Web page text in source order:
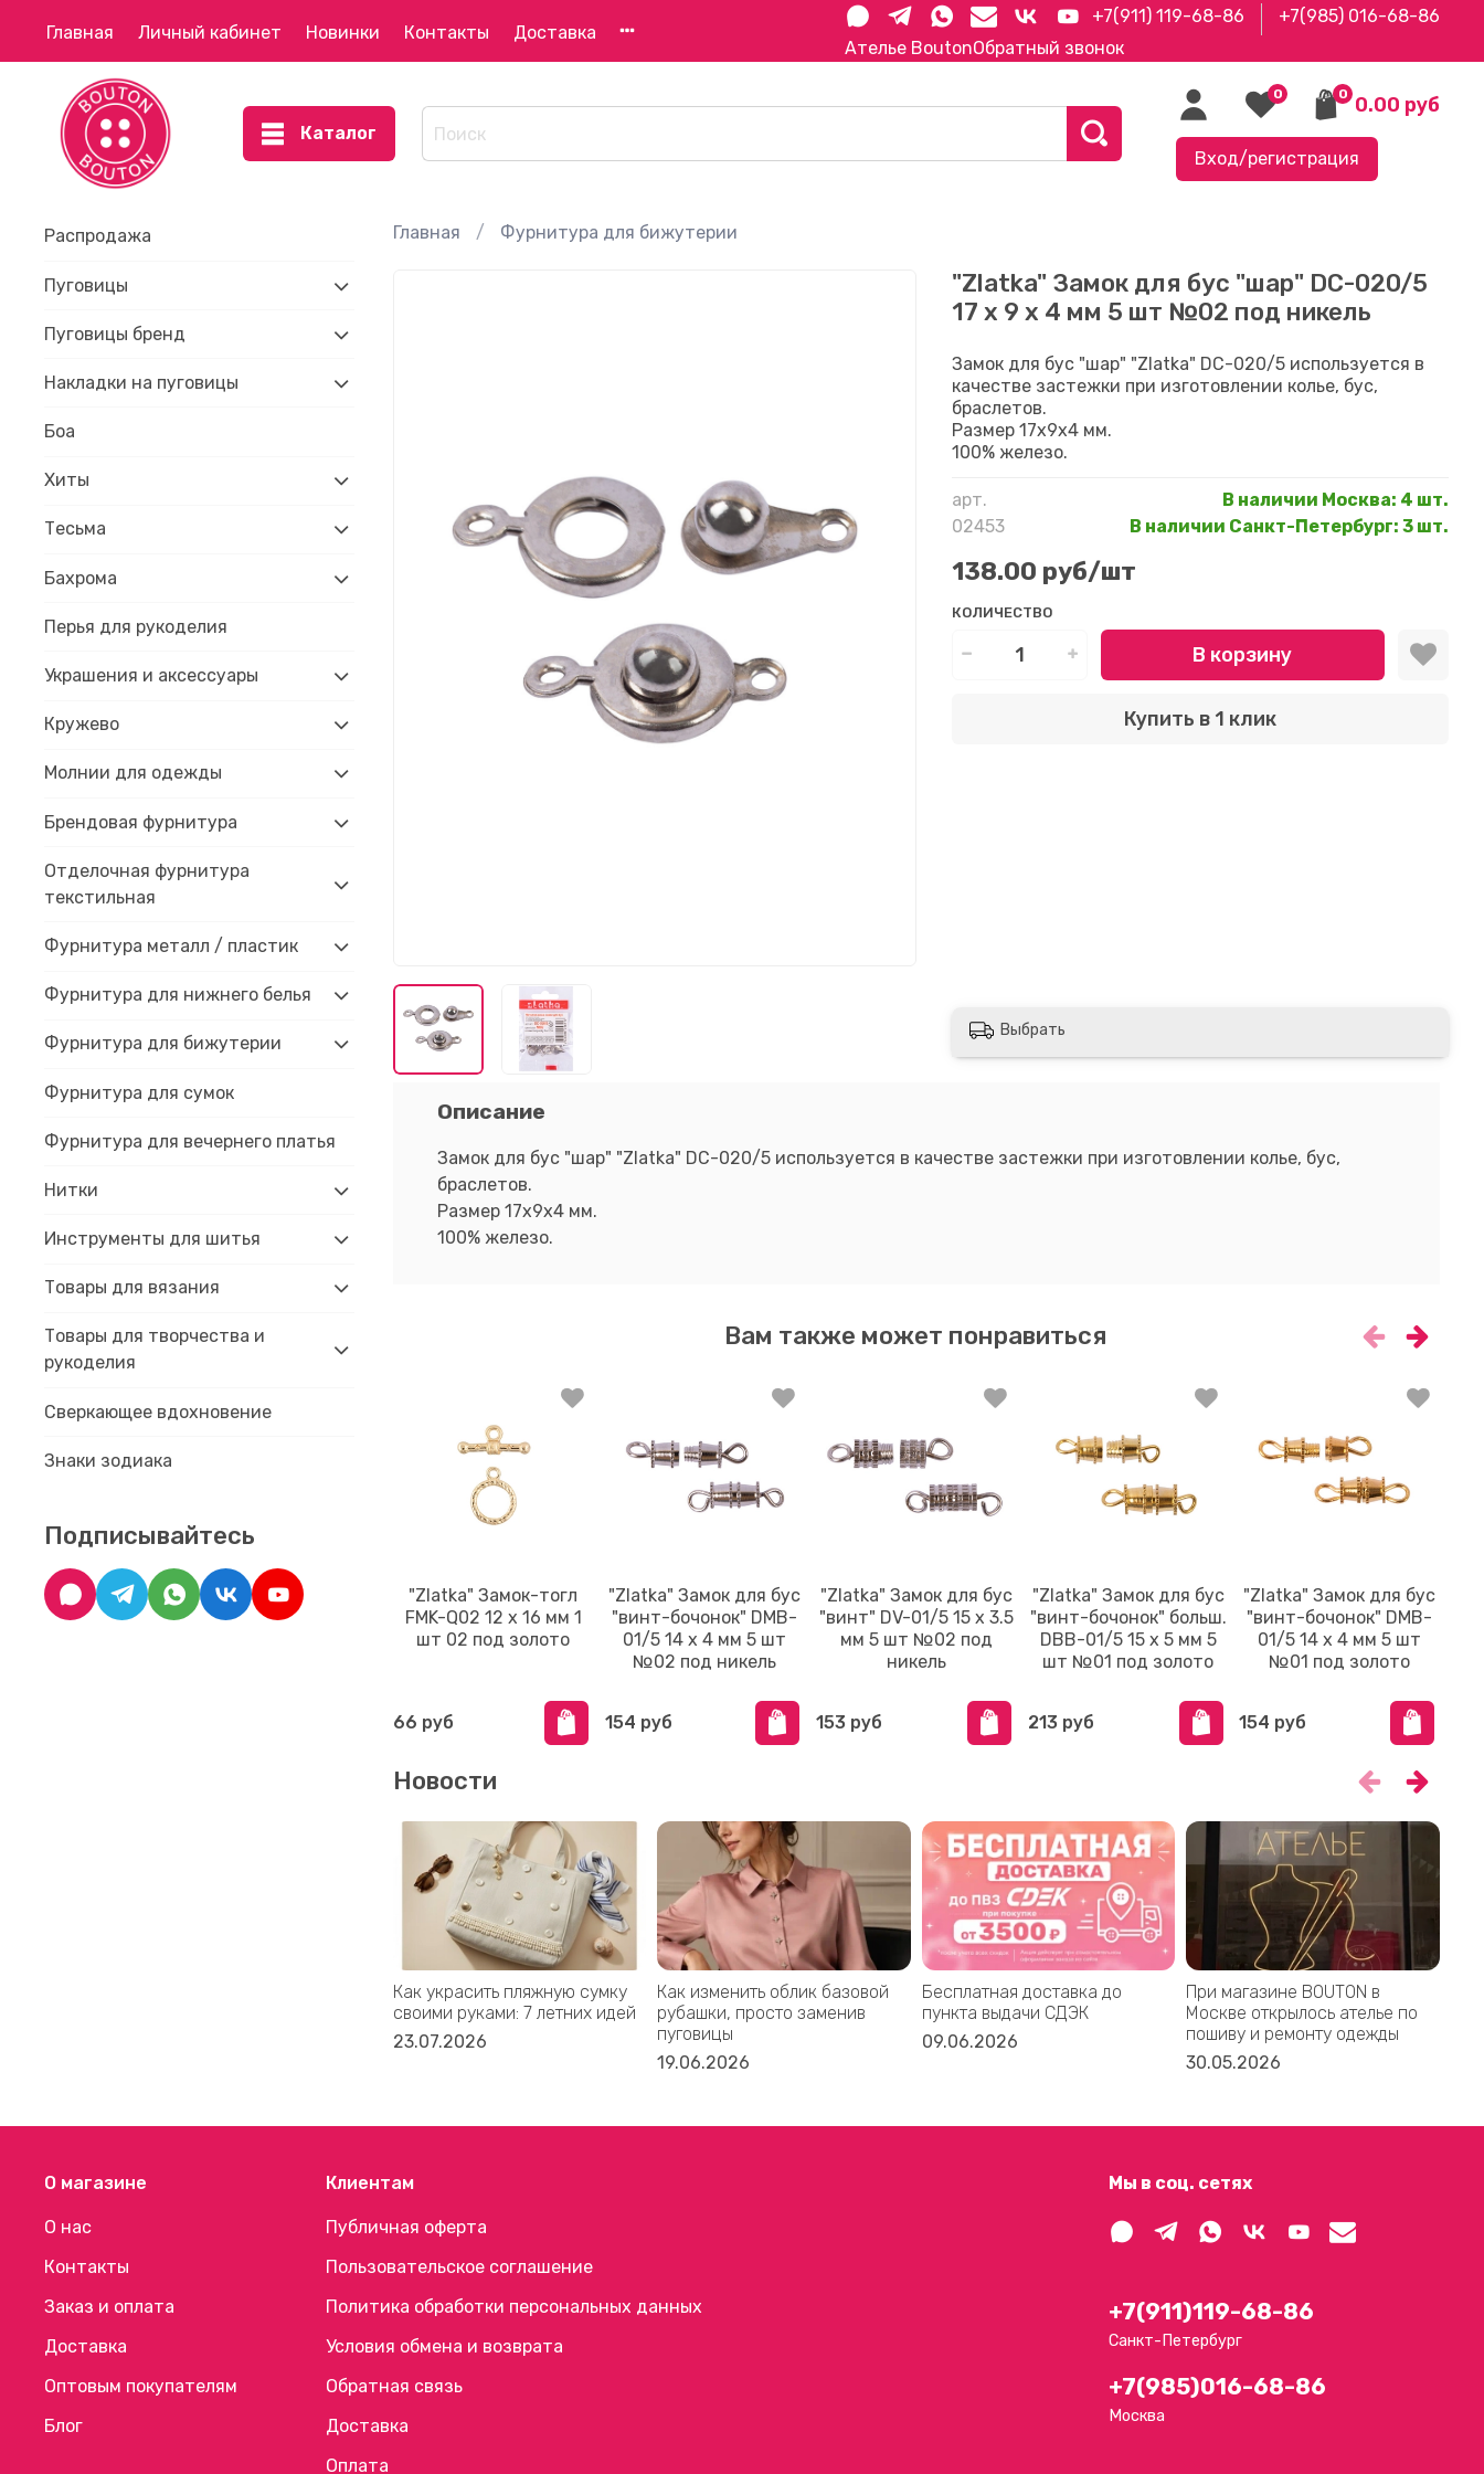
Ателье BoutonОбратный звонок
Главная Личный кабинет Новинки Контакты Доставка
+7(911) 119-68-86 +7(985) 016-68-86
Каталог
0 0 0.00 руб
Вход/регистрация
Главная Фурнитура для бижутерии
арт.
02453
В наличии Москва: 4 шт.
В наличии Санкт-Петербург: 3 шт.
"Zlatka" Замок для бус "шар" DC-020/5
17 х 9 х 4 мм 5 шт №02 под никель
138.00 руб/шт
КОЛИЧЕСТВО
В корзину
Купить в 1 клик
Замок для бус "шар" "Zlatka" DC-020/5 используется в
качестве застежки при изготовлении колье, бус,
браслетов.
Размер 17х9х4 мм.
100% железо.
Выбрать
Описание
Замок для бус "шар" "Zlatka" DC-020/5 используется в качестве застежки при изготовлении колье, бус,
браслетов.
Размер 17х9х4 мм.
100% железо.
Вам также может понравиться
"Zlatka" Замок-тогл
FMK-Q02 12 х 16 мм 1
шт 02 под золото
66 руб
"Zlatka" Замок для бус
"винт-бочонок" DMB-
01/5 14 х 4 мм 5 шт
№02 под никель
154 руб
"Zlatka" Замок для бус
"винт" DV-01/5 15 х 3.5
мм 5 шт №02 под
никель
153 руб
"Zlatka" Замок для бус
"винт-бочонок" больш.
DBB-01/5 15 х 5 мм 5
шт №01 под золото
213 руб
"Zlatka" Замок для бус
"винт-бочонок" DMB-
01/5 14 х 4 мм 5 шт
№01 под золото
154 руб
Новости
Как украсить пляжную сумку
своими руками: 7 летних идей
23.07.2026
Как изменить облик базовой
рубашки, просто заменив
пуговицы
19.06.2026
Бесплатная доставка до
пункта выдачи СДЭК
09.06.2026
При магазине BOUTON в
Москве открылось ателье по
пошиву и ремонту одежды
30.05.2026
Распродажа
Пуговицы
Пуговицы бренд
Накладки на пуговицы
Боа
Хиты
Тесьма
Бахрома
Перья для рукоделия
Украшения и аксессуары
Кружево
Молнии для одежды
Брендовая фурнитура
Отделочная фурнитура
текстильная
Фурнитура металл / пластик
Фурнитура для нижнего белья
Фурнитура для бижутерии
Фурнитура для сумок
Фурнитура для вечернего платья
Нитки
Инструменты для шитья
Товары для вязания
Товары для творчества и
рукоделия
Сверкающее вдохновение
Знаки зодиака
Подписывайтесь
О магазине
О нас
Контакты
Заказ и оплата
Доставка
Оптовым покупателям
Блог
Клиентам
Публичная оферта
Пользовательское соглашение
Политика обработки персональных данных
Условия обмена и возврата
Обратная связь
Доставка
Оплата
Мы в соц. сетях
+7(911)119-68-86
Санкт-Петербург
+7(985)016-68-86
Москва